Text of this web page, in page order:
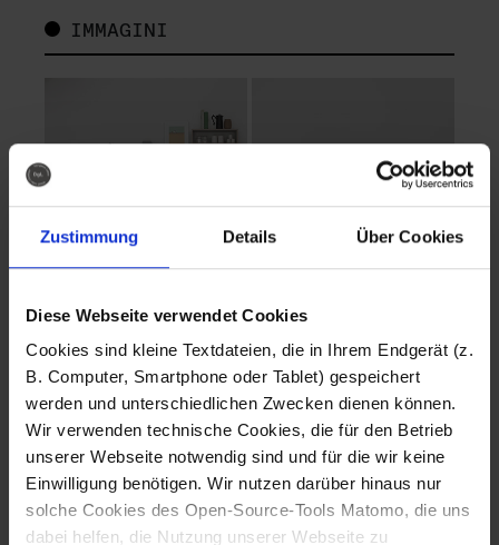
Zustimmung Details Über Cookies
Diese Webseite verwendet Cookies
Cookies sind kleine Textdateien, die in Ihrem Endgerät (z.
B. Computer, Smartphone oder Tablet) gespeichert
werden und unterschiedlichen Zwecken dienen können.
Wir verwenden technische Cookies, die für den Betrieb
unserer Webseite notwendig sind und für die wir keine
Einwilligung benötigen. Wir nutzen darüber hinaus nur
solche Cookies des Open-Source-Tools Matomo, die uns
dabei helfen, die Nutzung unserer Webseite zu
IMMAGINI
Fotografo: Lorenz
Sternbach
Download
Fotografo: Lorenz
Sternbach
Download